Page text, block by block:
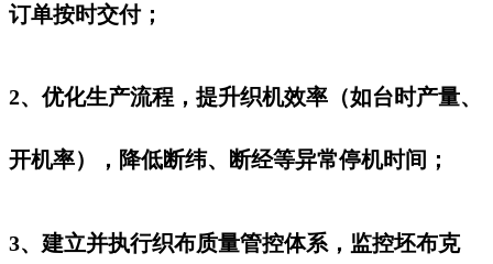
订单按时交付；
2、优化生产流程，提升织机效率（如台时产量、
开机率），降低断纬、断经等异常停机时间；
3、建立并执行织布质量管控体系，监控坯布克